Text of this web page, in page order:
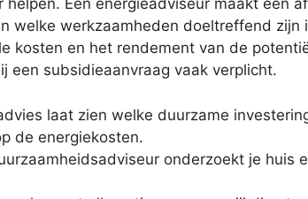
helpen. Een energieadviseur maakt een
welke werkzaamheden doeltreffend
kosten en het rendement van de
een subsidieaanvraag vaak verplicht.
laat zien welke duurzame
de energiekosten.
onderzoekt je huis